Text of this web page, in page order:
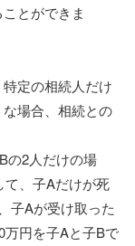
とができま
定の相続人だけ
場合、相続との
の2人だけの場
て、子Aだけが死
子Aが受け取った
万円を子Aと子Bで